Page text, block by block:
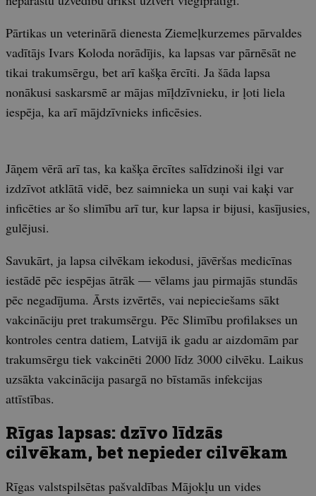
Pārtikas un veterinārā dienesta Ziemeļkurzemes pārvaldes
vadītājs Ivars Koloda norādījis, ka lapsas var pārnēsāt ne
tikai trakumsērgu, bet arī kašķa ērcīti. Ja šāda lapsa
nonākusi saskarsmē ar mājas mīļdzīvnieku, ir ļoti liela
iespēja, ka arī mājdzīvnieks inficēsies.
Jāņem vērā arī tas, ka kašķa ērcītes salīdzinoši ilgi var
izdzīvot atklātā vidē, bez saimnieka un suņi vai kaķi var
inficēties ar šo slimību arī tur, kur lapsa ir bijusi, kasījusies,
gulējusi.
Savukārt, ja lapsa cilvēkam iekodusi, jāvēršas medicīnas
iestādē pēc iespējas ātrāk — vēlams jau pirmajās stundās
pēc negadījuma. Ārsts izvērtēs, vai nepieciešams sākt
vakcināciju pret trakumsērgu. Pēc Slimību profilakses un
kontroles centra datiem, Latvijā ik gadu ar aizdomām par
trakumsērgu tiek vakcinēti 2000 līdz 3000 cilvēku. Laikus
uzsākta vakcinācija pasargā no bīstamās infekcijas
attīstības.
Rīgas lapsas: dzīvo līdzās
cilvēkam, bet nepieder cilvēkam
Rīgas valstspilsētas pašvaldības Mājokļu un vides